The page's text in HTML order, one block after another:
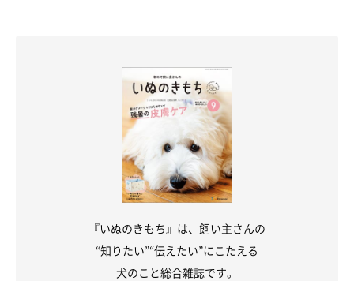
『いぬのきもち』は、飼い主さんの
“知りたい”“伝えたい”にこたえる
犬のこと総合雑誌です。